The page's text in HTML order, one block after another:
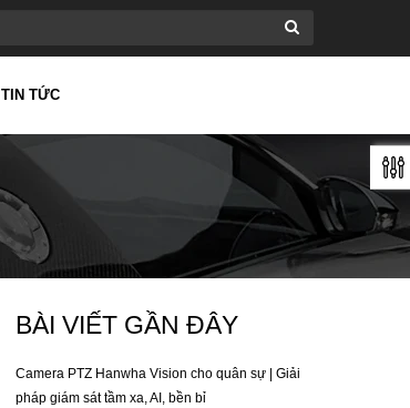
TIN TỨC
BÀI VIẾT GẦN ĐÂY
Camera PTZ Hanwha Vision cho quân sự | Giải
pháp giám sát tầm xa, AI, bền bỉ